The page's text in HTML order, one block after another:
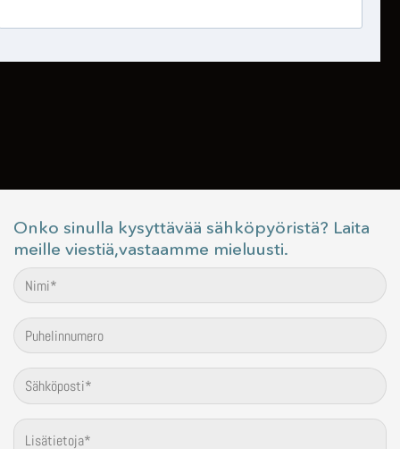
Onko sinulla kysyttävää sähköpyöristä? Laita
meille viestiä,vastaamme mieluusti.